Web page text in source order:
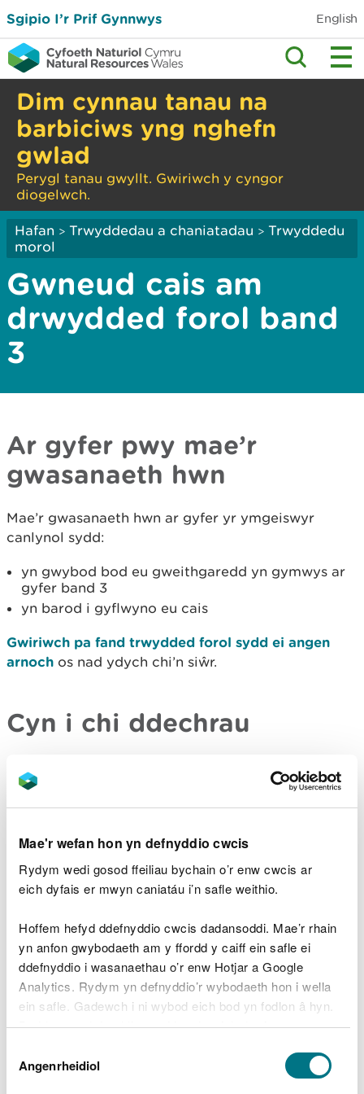
Mae'r wefan hon yn defnyddio cwcis
Rydym wedi gosod ffeiliau bychain o’r enw cwcis ar
eich dyfais er mwyn caniatáu i’n safle weithio.
Hoffem hefyd ddefnyddio cwcis dadansoddi. Mae’r rhain
yn anfon gwybodaeth am y ffordd y caiff ein safle ei
ddefnyddio i wasanaethau o’r enw Hotjar a Google
Analytics. Rydym yn defnyddio’r wybodaeth hon i wella
ein safle. Gadewch i ni wybod eich bod yn fodlon â hyn.
Byddwn yn defnyddio cwci i gadw eich dewis.
Gellirdarllen mwy am ein cwcis cyn i chi ddewis.
Caniatâd
Angenrheidiol
Sgipio I’r Prif Gynnwys English
Dim cynnau tanau na
barbiciws yng nghefn
gwlad
Perygl tanau gwyllt. Gwiriwch y cyngor
diogelwch.
Hafan > Trwyddedau a chaniatadau > Trwyddedu
morol
Gwneud cais am
drwydded forol band
3
Ar gyfer pwy mae’r
gwasanaeth hwn
Mae’r gwasanaeth hwn ar gyfer yr ymgeiswyr
canlynol sydd:
yn gwybod bod eu gweithgaredd yn gymwys ar
gyfer band 3
yn barod i gyflwyno eu cais
Gwiriwch pa fand trwydded forol sydd ei angen
arnoch os nad ydych chi’n siŵr.
Cyn i chi ddechrau
Taliadau
Codir tâl o £120 arnoch am bob awr o amser
Anfonir anfonebau rheolaidd atoch.
Beth sy’n digwydd ar ôl i